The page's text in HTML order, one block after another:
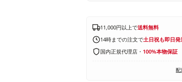
11,000円以上で送料無料
14時までの注文で土日祝も即日発
国内正規代理店・ 100%本物保証
配